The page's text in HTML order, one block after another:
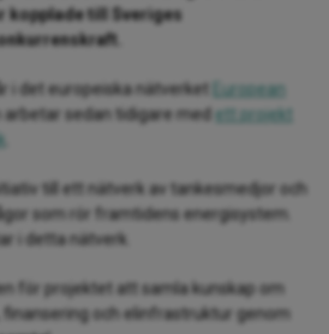
kopplade till Sveriges
i det europeiska nätverket
European
arbetar sedan tidigare med ett projekt
till ett nätverk av tankesmedjor och
som rör framtidens energisystem.
i detta nätverk.
för projektet att samla kunskap om
finansering och elinfrastruktur genom